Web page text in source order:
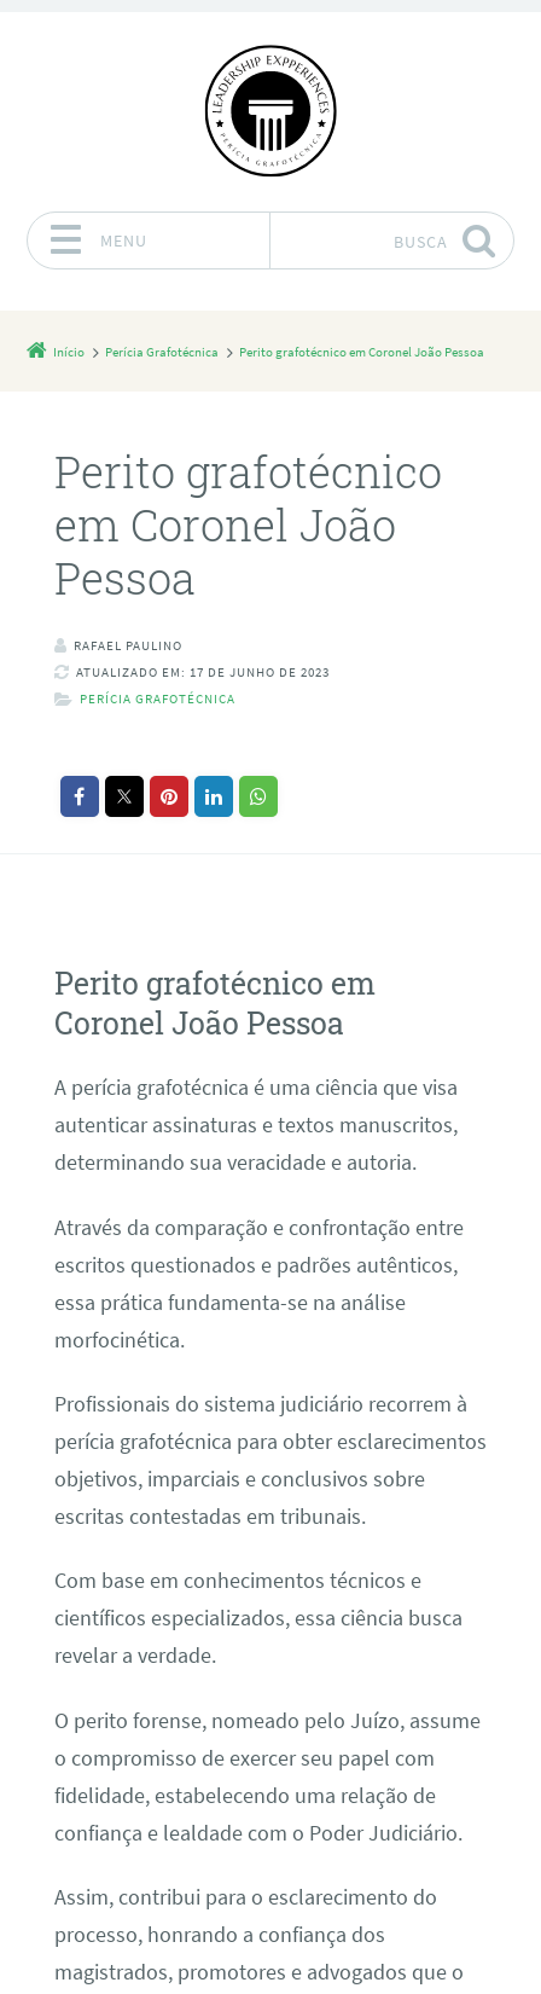
MENU BUSCA
Início Perícia Grafotécnica Perito grafotécnico em Coronel João Pessoa
Perito grafotécnico
em Coronel João
Pessoa
RAFAEL PAULINO
ATUALIZADO EM: 17 DE JUNHO DE 2023
PERÍCIA GRAFOTÉCNICA
Perito grafotécnico em
Coronel João Pessoa
A perícia grafotécnica é uma ciência que visa
autenticar assinaturas e textos manuscritos,
determinando sua veracidade e autoria.
Através da comparação e confrontação entre
escritos questionados e padrões autênticos,
essa prática fundamenta-se na análise
morfocinética.
Profissionais do sistema judiciário recorrem à
perícia grafotécnica para obter esclarecimentos
objetivos, imparciais e conclusivos sobre
escritas contestadas em tribunais.
Com base em conhecimentos técnicos e
científicos especializados, essa ciência busca
revelar a verdade.
O perito forense, nomeado pelo Juízo, assume
o compromisso de exercer seu papel com
fidelidade, estabelecendo uma relação de
confiança e lealdade com o Poder Judiciário.
Assim, contribui para o esclarecimento do
processo, honrando a confiança dos
magistrados, promotores e advogados que o